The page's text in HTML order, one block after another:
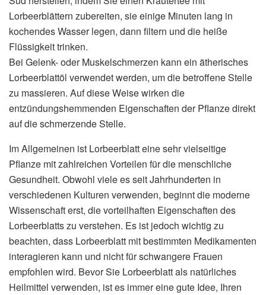
Lorbeerblättern zubereiten, sie einige Minuten lang in
kochendes Wasser legen, dann filtern und die heiße
Flüssigkeit trinken.
Bei Gelenk- oder Muskelschmerzen kann ein ätherisches
Lorbeerblattöl verwendet werden, um die betroffene Stelle
zu massieren. Auf diese Weise wirken die
entzündungshemmenden Eigenschaften der Pflanze direkt
auf die schmerzende Stelle.
Im Allgemeinen ist Lorbeerblatt eine sehr vielseitige
Pflanze mit zahlreichen Vorteilen für die menschliche
Gesundheit. Obwohl viele es seit Jahrhunderten in
verschiedenen Kulturen verwenden, beginnt die moderne
Wissenschaft erst, die vorteilhaften Eigenschaften des
Lorbeerblatts zu verstehen. Es ist jedoch wichtig zu
beachten, dass Lorbeerblatt mit bestimmten Medikamenten
interagieren kann und nicht für schwangere Frauen
empfohlen wird. Bevor Sie Lorbeerblatt als natürliches
Heilmittel verwenden, ist es immer eine gute Idee, Ihren